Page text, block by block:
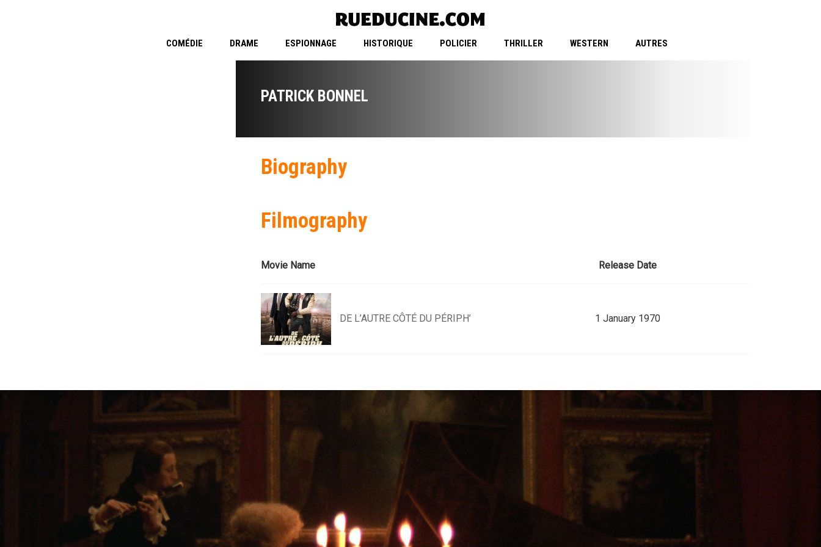
COMÉDIE DRAME ESPIONNAGE HISTORIQUE POLICIER THRILLER WESTERN AUTRES
PATRICK BONNEL
Biography
Filmography
Movie Name Release Date
DE L’AUTRE CÔTÉ DU PÉRIPH’ 1 January 1970